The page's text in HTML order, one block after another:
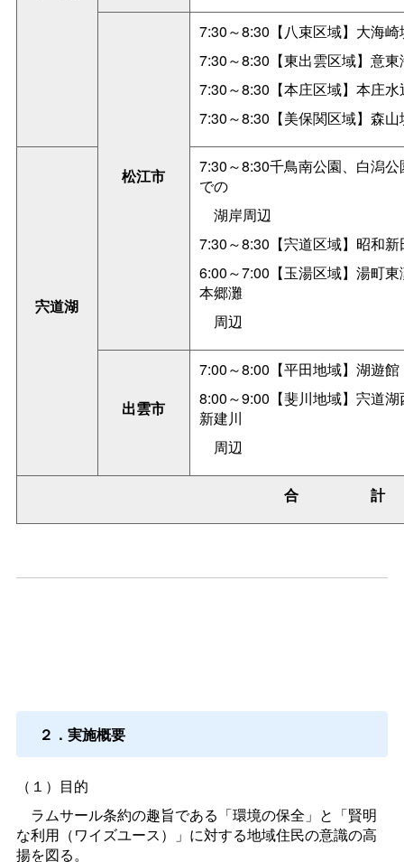
松江市
7:30～8:30【八束区域】大海
7:30～8:30【東出雲区域】意
7:30～8:30【本庄区域】本庄
7:30～8:30【美保関区域】森
宍道湖
7:30～8:30千鳥南公園、白潟
での
湖岸周辺
7:30～8:30【宍道区域】昭和
6:00～7:00【玉湯区域】湯町
本郷灘
周辺
出雲市
7:00～8:00【平田地域】湖遊
8:00～9:00【斐川地域】宍道
新建川
周辺
合 計
２．実施概要
（１）目的
ラムサール条約の趣旨である「環境の保全」と「賢明
な利用（ワイズユース）」に対する地域住民の意識の高
揚を図る。